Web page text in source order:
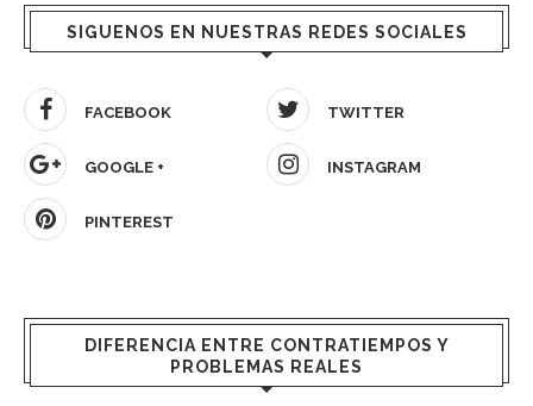
SIGUENOS EN NUESTRAS REDES SOCIALES
FACEBOOK TWITTER
GOOGLE + INSTAGRAM
PINTEREST
DIFERENCIA ENTRE CONTRATIEMPOS Y
PROBLEMAS REALES